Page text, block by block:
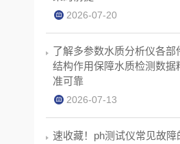
2026-07-20
了解多参数水质分析仪各部
结构作用保障水质检测数据
准可靠
2026-07-13
速收藏！ph测试仪常见故障